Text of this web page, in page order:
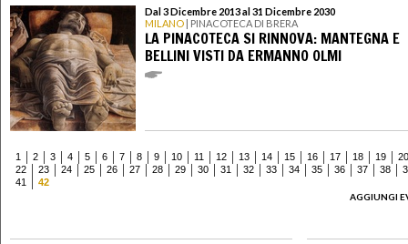
Dal 3 Dicembre 2013 al 31 Dicembre 2030
MILANO | PINACOTECA DI BRERA
LA PINACOTECA SI RINNOVA: MANTEGNA E
BELLINI VISTI DA ERMANNO OLMI
1 2 3 4 5 6 7 8 9 10 11 12 13 14 15 16 17 18 19
20
22
23 24 25 26 27 28 29 30 31 32 33 34 35 36 37 38
41
42
AGGIUNGI